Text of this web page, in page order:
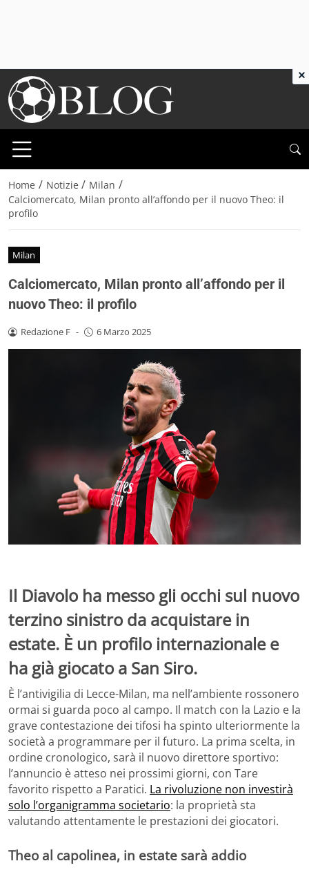
Home / Notizie / Milan /
Calciomercato, Milan pronto all’affondo per il nuovo Theo: il
profilo
Milan
Calciomercato, Milan pronto all’affondo per il
nuovo Theo: il profilo
Redazione F - 6 Marzo 2025
Il Diavolo ha messo gli occhi sul nuovo
terzino sinistro da acquistare in
estate. È un profilo internazionale e
ha già giocato a San Siro.
È l’antivigilia di Lecce-Milan, ma nell’ambiente rossonero
ormai si guarda poco al campo. Il match con la Lazio e la
grave contestazione dei tifosi ha spinto ulteriormente la
società a programmare per il futuro. La prima scelta, in
ordine cronologico, sarà il nuovo direttore sportivo:
l’annuncio è atteso nei prossimi giorni, con Tare
favorito rispetto a Paratici. La rivoluzione non investirà
solo l’organigramma societario: la proprietà sta
valutando attentamente le prestazioni dei giocatori.
Theo al capolinea, in estate sarà addio
×